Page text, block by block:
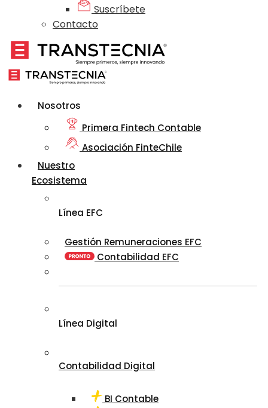
Suscríbete
Contacto
Nosotros
Primera Fintech Contable
Asociación FinteChile
Nuestro
Ecosistema
Línea EFC
Gestión Remuneraciones EFC
Contabilidad EFC
Línea Digital
Contabilidad Digital
BI Contable